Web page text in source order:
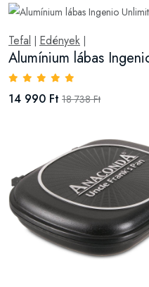
Tefal | Edények |
Alumínium lábas
14 990 Ft 18 738 Ft